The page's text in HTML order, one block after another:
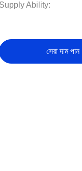
Supply Ability:
সেরা দাম পান